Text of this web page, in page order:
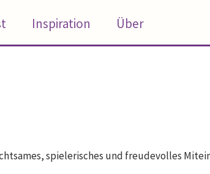
Inspiration Über
spielerisches und freudevolles